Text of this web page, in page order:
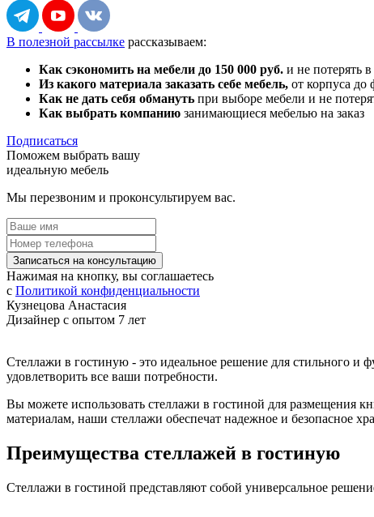
В полезной рассылке рассказываем:
Как сэкономить на мебели до 150 000 руб. и не потерять в
Из какого материала заказать себе мебель, от корпуса до
Как не дать себя обмануть при выборе мебели и не
Как выбрать компанию занимающиеся мебелью на заказ
Подписаться
Поможем выбрать вашу
идеальную мебель
Мы перезвоним и проконсультируем вас.
Записаться на консультацию
Нажимая на кнопку, вы соглашаетесь
с Политикой конфиденциальности
Кузнецова Анастасия
Дизайнер с опытом 7 лет
Стеллажи в гостиную - это идеальное решение для стильного и
удовлетворить все ваши потребности.
Вы можете использовать стеллажи в гостиной для размещения
материалам, наши стеллажи обеспечат надежное и безопасное
Преимущества стеллажей в гостиную
Стеллажи в гостиной представляют собой универсальное